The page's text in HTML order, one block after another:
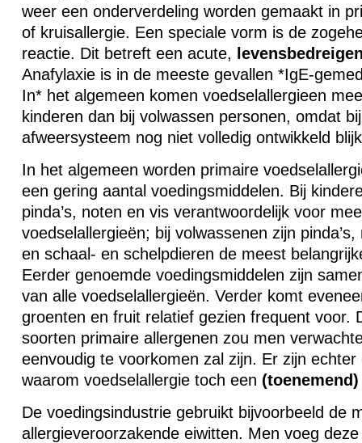
weer een onderverdeling worden gemaakt in
of kruisallergie. Een speciale vorm is de
reactie. Dit betreft een acute,
Anafylaxie is in de meeste gevallen *IgE-
In* het algemeen komen voedselallergieen
kinderen dan bij volwassen personen, omdat
afweersysteem nog niet volledig ontwikkeld
In het algemeen worden primaire
een gering aantal voedingsmiddelen. Bij
pinda’s, noten en vis verantwoordelijk voor
voedselallergieën; bij volwassenen zijn
en schaal- en schelpdieren de meest
Eerder genoemde voedingsmiddelen zijn
van alle voedselallergieën. Verder komt
groenten en fruit relatief gezien frequent voor.
soorten primaire allergenen zou men
eenvoudig te voorkomen zal zijn. Er zijn
waarom voedselallergie toch een (toenemend)
De voedingsindustrie gebruikt bijvoorbeeld de
allergieveroorzakende eiwitten. Men voeg